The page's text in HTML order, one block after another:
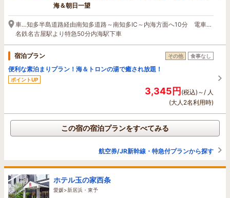
海＆朝日一望
車…知多半島道路経由南知多道路～南知多IC～内海方面へ10分 電車…
名鉄名古屋駅より特急50分内海駅下車
宿泊プラン その他 食事なし
便利な素泊まりプラン！海＆トロンの湯で癒され放題！
ポイントUP
3,345円(税込)～/ 人
(大人2名利用時)
この宿の宿泊プランをすべてみる
航空券/JR新幹線・特急付プランから探す
ホテル玉の家西条
愛媛>新居浜・東予